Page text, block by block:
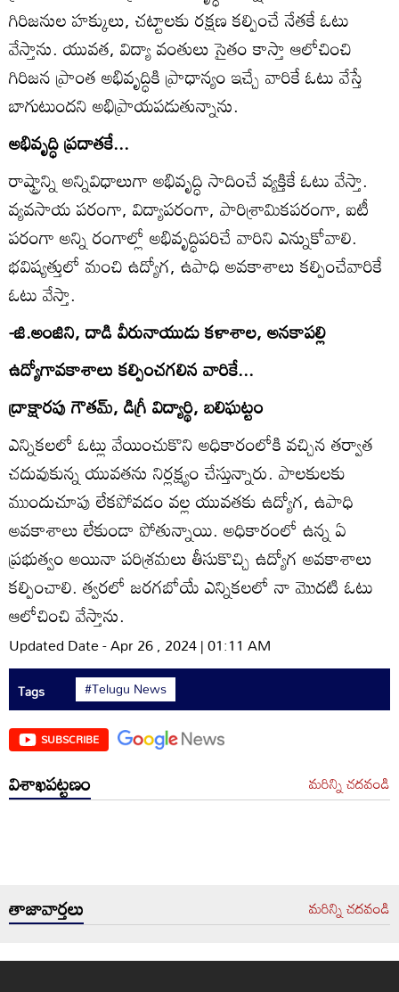
గిరిజనుల హక్కులు, చట్టాలకు రక్షణ కల్పించే నేతకే ఓటు
వేస్తాను. యువత, విద్యా వంతులు సైతం కాస్తా ఆలోచించి
గిరిజన ప్రాంత అభివృద్ధికి ప్రాధాన్యం ఇచ్చే వారికే ఓటు వేస్తే
బాగుటుందని అభిప్రాయపడుతున్నాను.
అభివృద్ధి ప్రదాతకే...
రాష్ట్రాన్ని అన్నివిధాలుగా అభివృద్ధి సాదించే వ్యక్తికే ఓటు వేస్తా.
వ్యవసాయ పరంగా, విద్యాపరంగా, పారిశ్రామికపరంగా, ఐటీ
పరంగా అన్ని రంగాల్లో అభివృద్ధిపరిచే వారిని ఎన్నుకోవాలి.
భవిష్యత్తులో మంచి ఉద్యోగ, ఉపాధి అవకాశాలు కల్పించేవారికే
ఓటు వేస్తా.
-జి.అంజిని, దాడి వీరునాయుడు కళాశాల, అనకాపల్లి
ఉద్యోగావకాశాలు కల్పించగలిన వారికే...
ద్రాక్షారపు గౌతమ్‌, డిగ్రీ విద్యార్థి, బలిఘట్టం
ఎన్నికలలో ఓట్లు వేయించుకొని అధికారంలోకి వచ్చిన తర్వాత
చదువుకున్న యువతను నిర్లక్ష్యం చేస్తున్నారు. పాలకులకు
ముందుచూపు లేకపోవడం వల్ల యువతకు ఉద్యోగ, ఉపాధి
అవకాశాలు లేకుండా పోతున్నాయి. అధికారంలో ఉన్న ఏ
ప్రభుత్వం అయినా పరిశ్రమలు తీసుకొచ్చి ఉద్యోగ అవకాశాలు
కల్పించాలి. త్వరలో జరగబోయే ఎన్నికలలో నా మొదటి ఓటు
ఆలోచించి వేస్తాను.
Updated Date - Apr 26 , 2024 | 01:11 AM
Tags #Telugu News
SUBSCRIBE
విశాఖపట్టణం మరిన్ని చదవండి
తాజావార్తలు మరిన్ని చదవండి